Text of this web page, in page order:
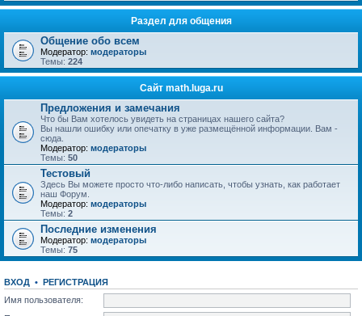
Раздел для общения
Общение обо всем
Модератор: модераторы
Темы: 224
Сайт math.luga.ru
Предложения и замечания
Что бы Вам хотелось увидеть на страницах нашего сайта?
Вы нашли ошибку или опечатку в уже размещённой информации. Вам -
сюда.
Модератор: модераторы
Темы: 50
Тестовый
Здесь Вы можете просто что-либо написать, чтобы узнать, как работает
наш Форум.
Модератор: модераторы
Темы: 2
Последние изменения
Модератор: модераторы
Темы: 75
ВХОД • РЕГИСТРАЦИЯ
Имя пользователя: